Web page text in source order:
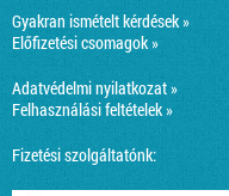
Gyakran ismételt kérdések »
Előfizetési csomagok »
Adatvédelmi nyilatkozat »
Felhasználási feltételek »
Fizetési szolgáltatónk: